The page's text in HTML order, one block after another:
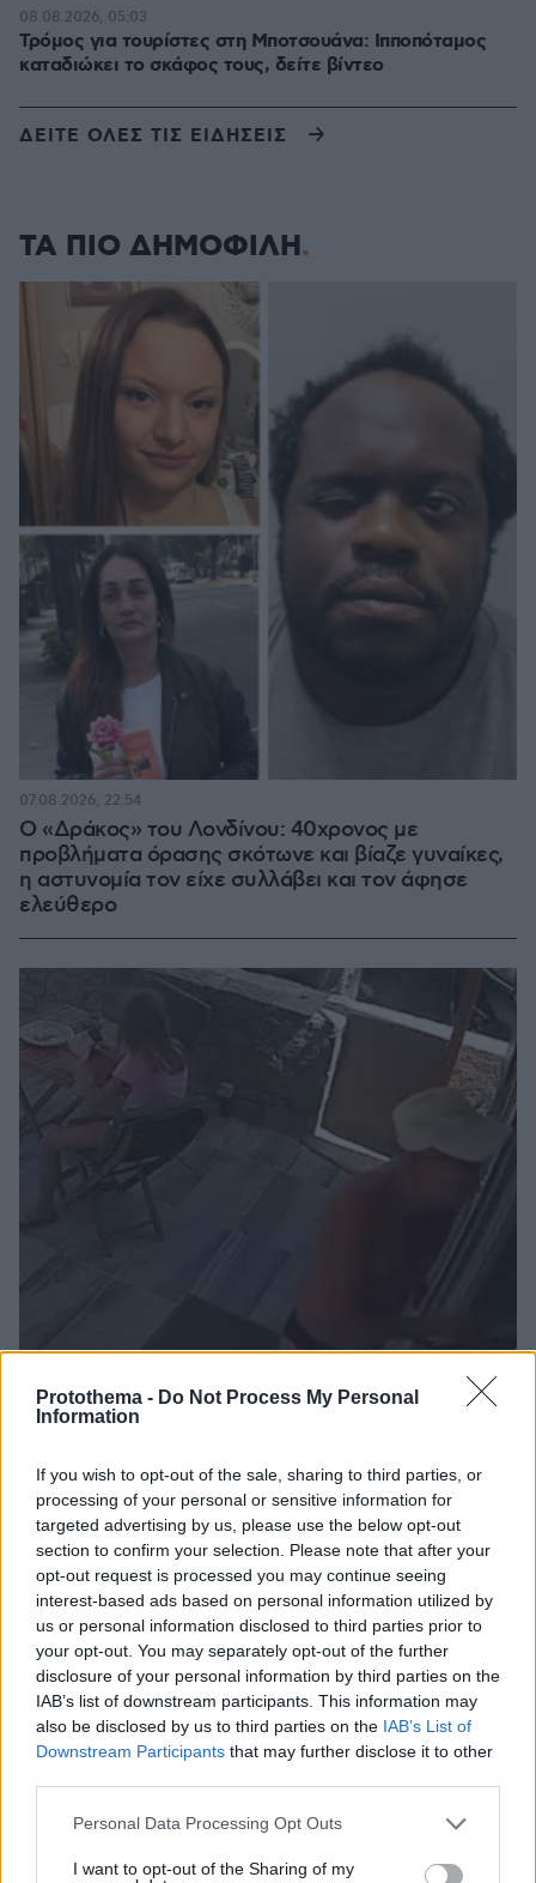
Protothema - Do Not Process My Personal
Information
If you wish to opt-out of the sale, sharing to third parties, or
processing of your personal or sensitive information for
targeted advertising by us, please use the below opt-out
section to confirm your selection. Please note that after your
opt-out request is processed you may continue seeing
interest-based ads based on personal information utilized by
us or personal information disclosed to third parties prior to
your opt-out. You may separately opt-out of the further
disclosure of your personal information by third parties on the
IAB’s list of downstream participants. This information may
also be disclosed by us to third parties on the IAB’s List of
Downstream Participants that may further disclose it to other
Please note that this website/app uses one or more Google
not limited to your visit or usage behaviour. You may click to
Personal Data Processing Opt Outs
I want to opt-out of the Sharing of my
Τρόμος για τουρίστες στη Μποτσουάνα: Ιπποπόταμος
καταδιώκει το σκάφος τους, δείτε βίντεο
08.08.2026, 05:03
ΔΕΙΤΕ ΟΛΕΣ ΤΙΣ ΕΙΔΗΣΕΙΣ
ΤΑ ΠΙΟ ΔΗΜΟΦΙΛΗ
Ο «Δράκος» του Λονδίνου: 40χρονος με
προβλήματα όρασης σκότωνε και βίαζε γυναίκες,
η αστυνομία τον είχε συλλάβει και τον άφησε
ελεύθερο
07.08.2026, 22:54
«Πόσα θέλεις για το κορίτσι;»: Τουρίστας στην
Κρήτη ζητά... τιμή για να ασελγήσει σε ανήλικη, τι
καταγγέλλει ο ιδιοκτήτης επιχείρησης
07.08.2026, 18:22